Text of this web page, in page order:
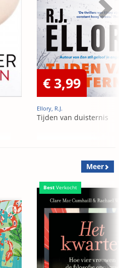
€ 3,99
Ellory, R.J.
Tijden van duisternis
Meer
Best Verkocht